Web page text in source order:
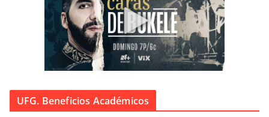
UFG. Beneficios Académicos